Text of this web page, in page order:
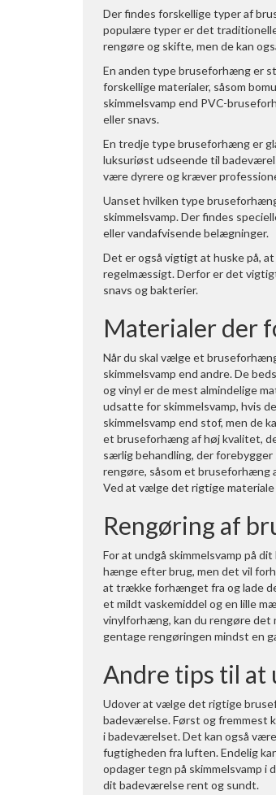
Der findes forskellige typer af
populære typer er det
rengøre og skifte, men de kan
En anden type bruseforhæng er
forskellige materialer, såsom
skimmelsvamp end PVC-
eller snavs.
En tredje type bruseforhæng er
luksuriøst udseende til
være dyrere og kræver
Uanset hvilken type
skimmelsvamp. Der findes
eller vandafvisende belægninger.
Det er også vigtigt at huske på,
regelmæssigt. Derfor er det
snavs og bakterier.
Materialer der
Når du skal vælge et
skimmelsvamp end andre. De
og vinyl er de mest almindelige
udsatte for skimmelsvamp, hvis
skimmelsvamp end stof, men de
et bruseforhæng af høj kvalitet,
særlig behandling, der
rengøre, såsom et bruseforhæng
Ved at vælge det rigtige
Rengøring af
For at undgå skimmelsvamp på
hænge efter brug, men det vil
at trække forhænget fra og lade
et mildt vaskemiddel og en lille
vinylforhæng, kan du rengøre det
gentage rengøringen mindst en
Andre tips til at
Udover at vælge det rigtige
badeværelse. Først og fremmest
i badeværelset. Det kan også
fugtigheden fra luften. Endelig
opdager tegn på skimmelsvamp i
dit badeværelse rent og sundt.